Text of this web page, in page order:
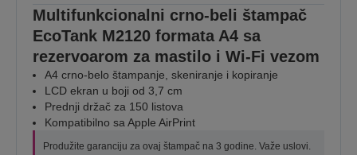
Multifunkcionalni crno-beli štampač
EcoTank M2120 formata A4 sa
rezervoarom za mastilo i Wi-Fi vezom
A4 crno-belo štampanje, skeniranje i kopiranje
LCD ekran u boji od 3,7 cm
Prednji držač za 150 listova
Kompatibilno sa Apple AirPrint
Produžite garanciju za ovaj štampač na 3 godine. Važe uslovi.